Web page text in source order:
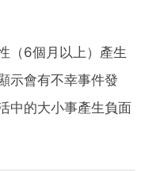
（6個月以上）產生
示會有不幸事件發
中的大小事產生負面